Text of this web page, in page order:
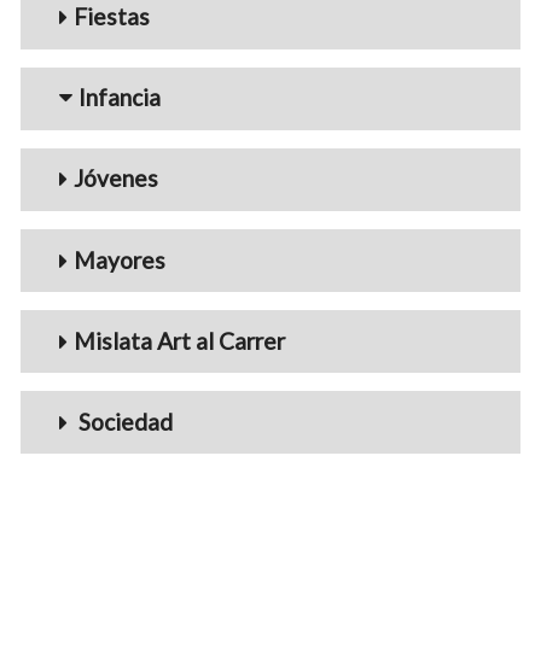
Fiestas
Infancia
Jóvenes
Mayores
Mislata Art al Carrer
Sociedad